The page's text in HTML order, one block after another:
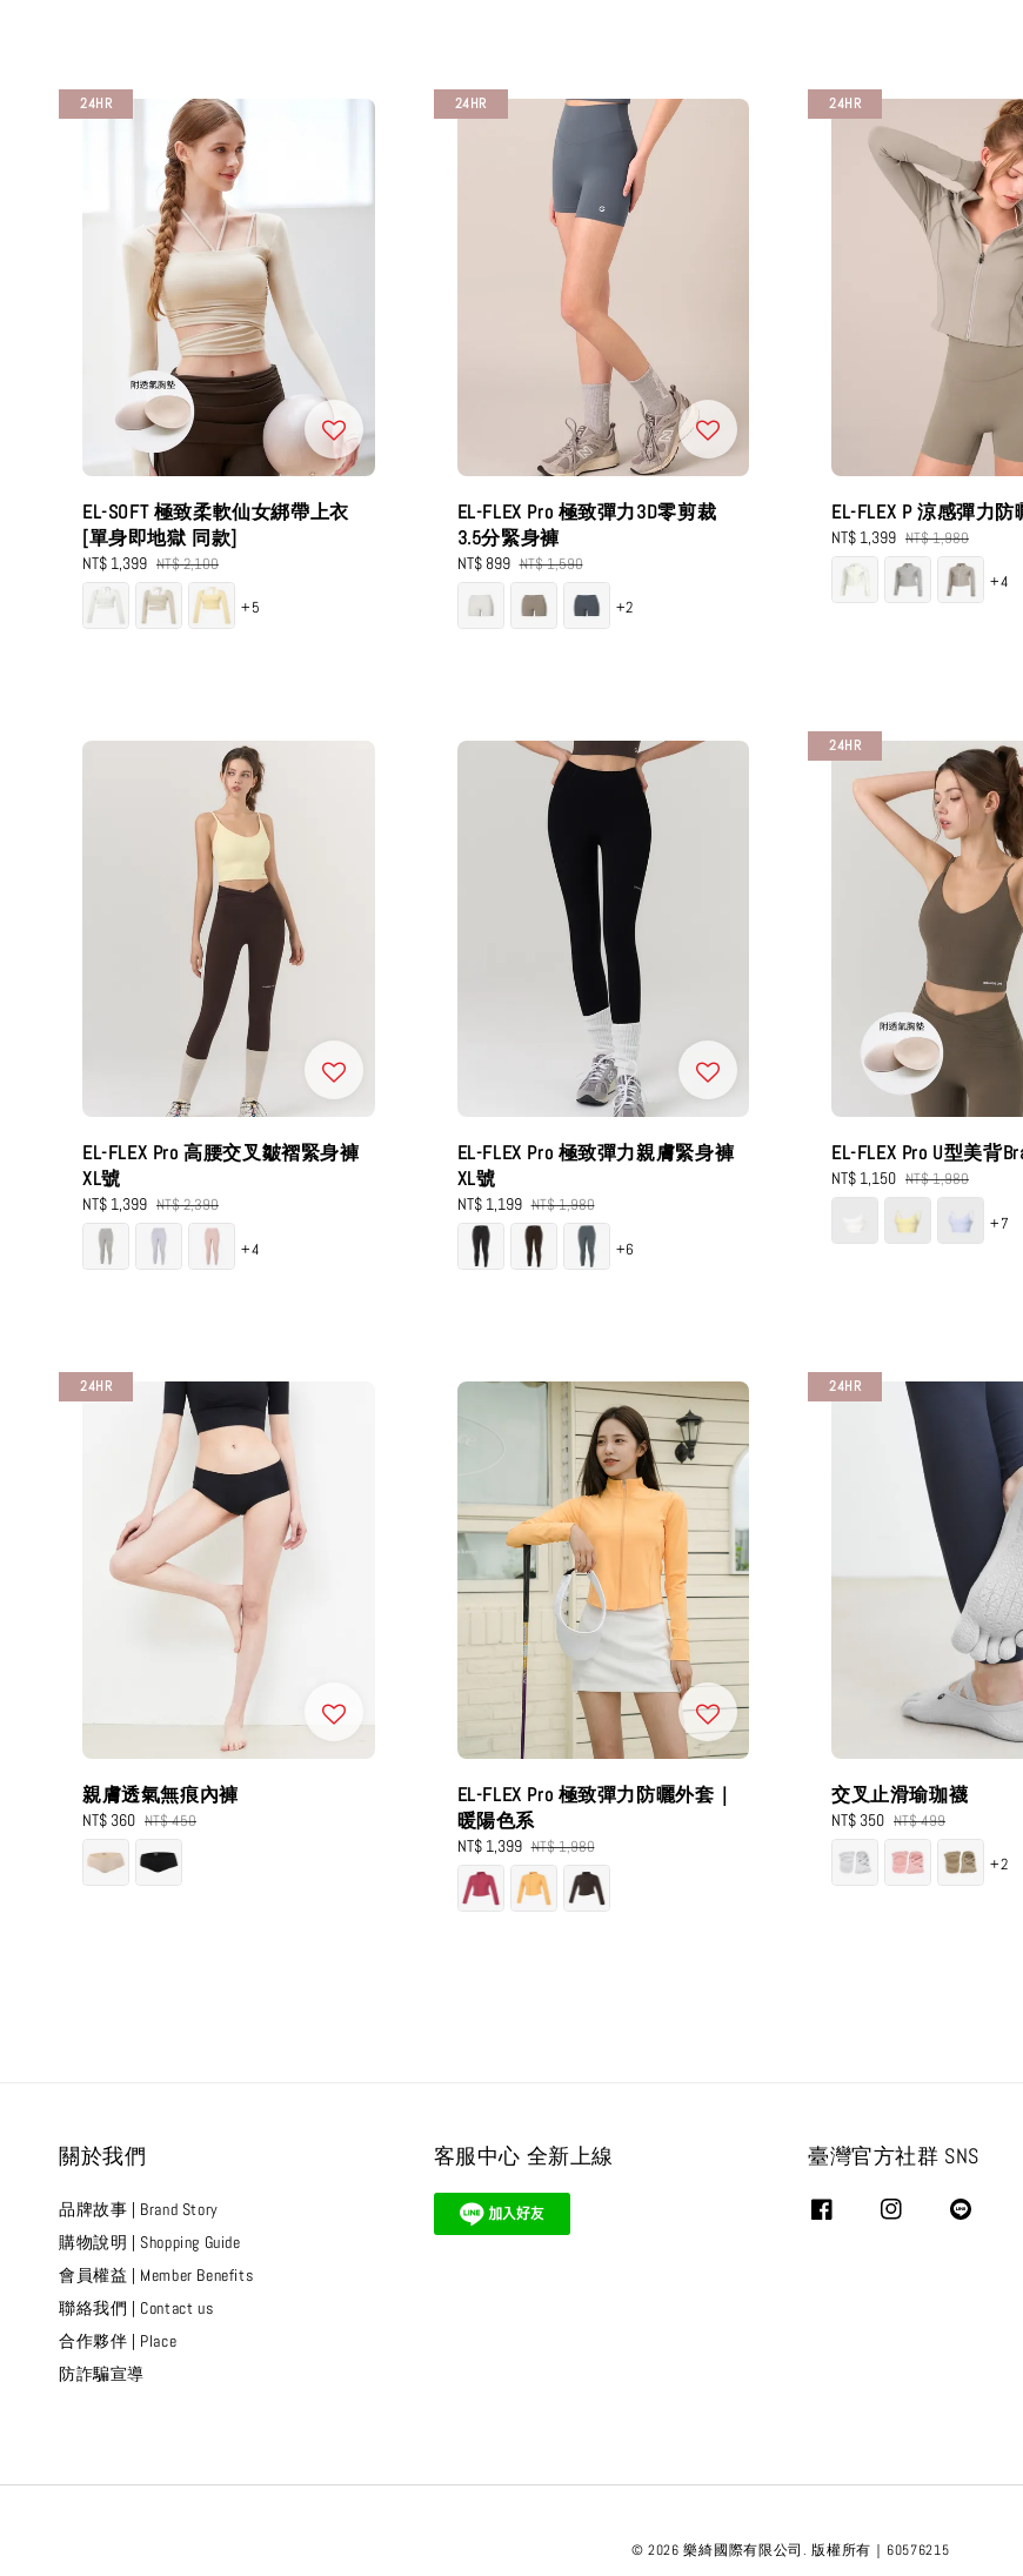
24HR
EL-SOFT 極致柔軟仙女綁帶上衣
[單身即地獄 同款]
Sale
price
NT$ 1,399 Regular
price
NT$ 2,100
+5
24HR
EL-FLEX Pro 極致彈力3D零剪裁
3.5分緊身褲
Sale
price
NT$ 899 Regular
price
NT$ 1,590
+2
24HR
EL-FLEX P 涼感彈力
Sale
price
NT$ 1,399 Regular
price
NT$ 1,980
+4
EL-FLEX Pro 高腰交叉皺褶緊身褲
XL號
Sale
price
NT$ 1,399 Regular
price
NT$ 2,390
+4
EL-FLEX Pro 極致彈力親膚緊身褲
XL號
Sale
price
NT$ 1,199 Regular
price
NT$ 1,980
+6
24HR
EL-FLEX Pro U型美背
Sale
price
NT$ 1,150 Regular
price
NT$ 1,980
+7
24HR
親膚透氣無痕內褲
Sale
price
NT$ 360 Regular
price
NT$ 450
EL-FLEX Pro 極致彈力防曬外套｜
暖陽色系
Sale
price
NT$ 1,399 Regular
price
NT$ 1,980
24HR
交叉止滑瑜珈襪
Sale
price
NT$ 350 Regular
price
NT$ 499
+2
關於我們
品牌故事 | Brand Story
購物說明 | Shopping Guide
會員權益 | Member Benefits
聯絡我們 | Contact us
合作夥伴 | Place
防詐騙宣導
客服中心 全新上線 臺灣官方社群 SNS
© 2026 樂綺國際有限公司. 版權所有｜60576215